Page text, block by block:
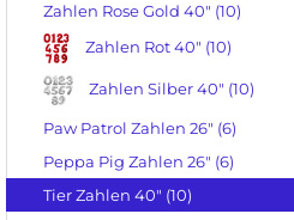
Zahlen Rose Gold 40" (10)
Zahlen Rot 40" (10)
Zahlen Silber 40" (10)
Paw Patrol Zahlen 26" (6)
Peppa Pig Zahlen 26" (6)
Tier Zahlen 40" (10)